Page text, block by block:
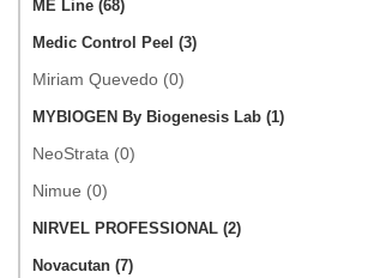
ME Line (68)
Medic Control Peel (3)
Miriam Quevedo (0)
MYBIOGEN By Biogenesis Lab (1)
NeoStrata (0)
Nimue (0)
NIRVEL PROFESSIONAL (2)
Novacutan (7)